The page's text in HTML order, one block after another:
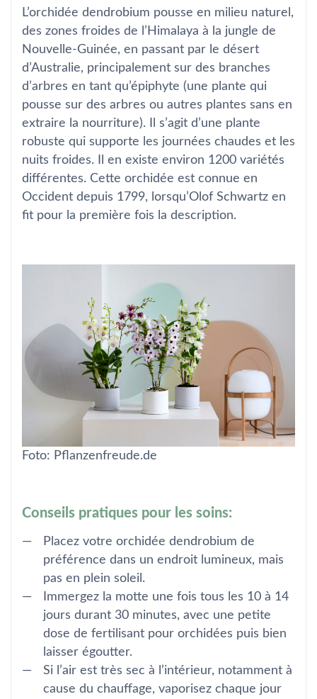
L’orchidée dendrobium pousse en milieu naturel,
des zones froides de l’Himalaya à la jungle de
Nouvelle-Guinée, en passant par le désert
d’Australie, principalement sur des branches
d’arbres en tant qu’épiphyte (une plante qui
pousse sur des arbres ou autres plantes sans en
extraire la nourriture). Il s’agit d’une plante
robuste qui supporte les journées chaudes et les
nuits froides. Il en existe environ 1200 variétés
différentes. Cette orchidée est connue en
Occident depuis 1799, lorsqu’Olof Schwartz en
fit pour la première fois la description.
Foto: Pflanzenfreude.de
Conseils pratiques pour les soins:
Placez votre orchidée dendrobium de
préférence dans un endroit lumineux, mais
pas en plein soleil.
Immergez la motte une fois tous les 10 à 14
jours durant 30 minutes, avec une petite
dose de fertilisant pour orchidées puis bien
laisser égoutter.
Si l’air est très sec à l’intérieur, notamment à
cause du chauffage, vaporisez chaque jour